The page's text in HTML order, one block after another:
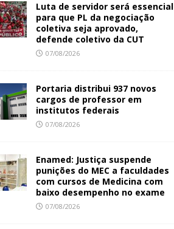
Luta de servidor será essencial
para que PL da negociação
coletiva seja aprovado,
defende coletivo da CUT
07/08/2026
Portaria distribui 937 novos
cargos de professor em
institutos federais
07/08/2026
Enamed: Justiça suspende
punições do MEC a faculdades
com cursos de Medicina com
baixo desempenho no exame
07/08/2026